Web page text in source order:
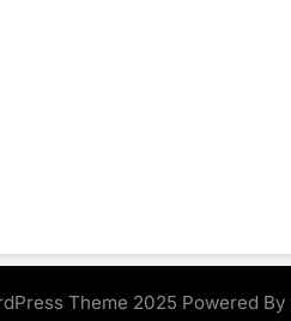
Theme 2025 Powered By